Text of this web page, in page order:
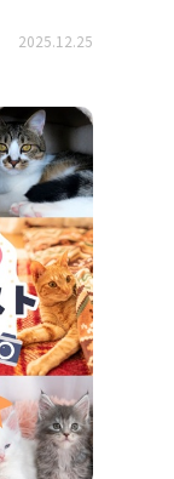
2025.12.25